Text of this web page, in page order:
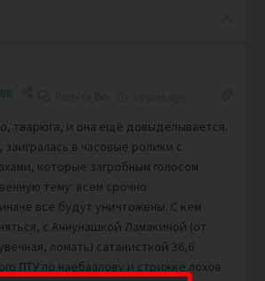
Bis
тварюга, и она ещё довыделывается.
в часовые ролики с
которые загробным голосом
тему: всем срочно
все будут уничтожены. С кем
с Аннунашкой Ламакиной (от
ломать) сатанисткой 36,6
ПТУ по наебаалову и стрижке лохов